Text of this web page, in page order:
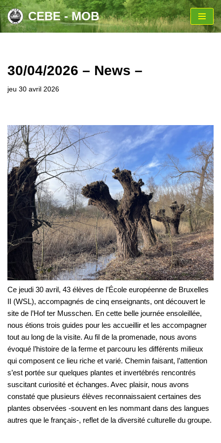
Aller
CEBE - MOB
30/04/2026 – News –
jeu 30 avril 2026
Ce jeudi 30 avril, 43 élèves de l’École européenne de Bruxelles
II (WSL), accompagnés de cinq enseignants, ont découvert le
site de l’Hof ter Musschen. En cette belle journée ensoleillée,
nous étions trois guides pour les accueillir et les accompagner
tout au long de la visite. Au fil de la promenade, nous avons
évoqué l’histoire de la ferme et parcouru les différents milieux
qui composent ce lieu riche et varié. Chemin faisant, l’attention
s’est portée sur quelques plantes et invertébrés rencontrés
suscitant curiosité et échanges. Avec plaisir, nous avons
constaté que plusieurs élèves reconnaissaient certaines des
plantes observées -souvent en les nommant dans des langues
autres que le français-, reflet de la diversité culturelle du groupe.